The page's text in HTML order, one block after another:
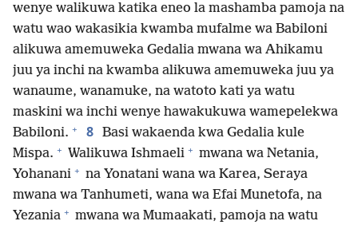
wenye walikuwa katika eneo la mashamba pamoja na
watu wao wakasikia kwamba mufalme wa Babiloni
alikuwa amemuweka Gedalia mwana wa Ahikamu
juu ya inchi na kwamba alikuwa amemuweka juu ya
wanaume, wanamuke, na watoto kati ya watu
maskini wa inchi wenye hawakukuwa wamepelekwa
Babiloni. + 8 Basi wakaenda kwa Gedalia kule
Mispa. + Walikuwa Ishmaeli + mwana wa Netania,
Yohanani + na Yonatani wana wa Karea, Seraya
mwana wa Tanhumeti, wana wa Efai Munetofa, na
Yezania + mwana wa Mumaakati, pamoja na watu